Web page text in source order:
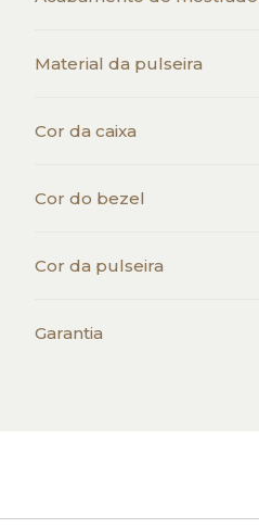
Material da pulseira
Cor da caixa
Cor do bezel
Cor da pulseira
Garantia